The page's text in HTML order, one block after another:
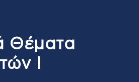
Θέματα
Ι